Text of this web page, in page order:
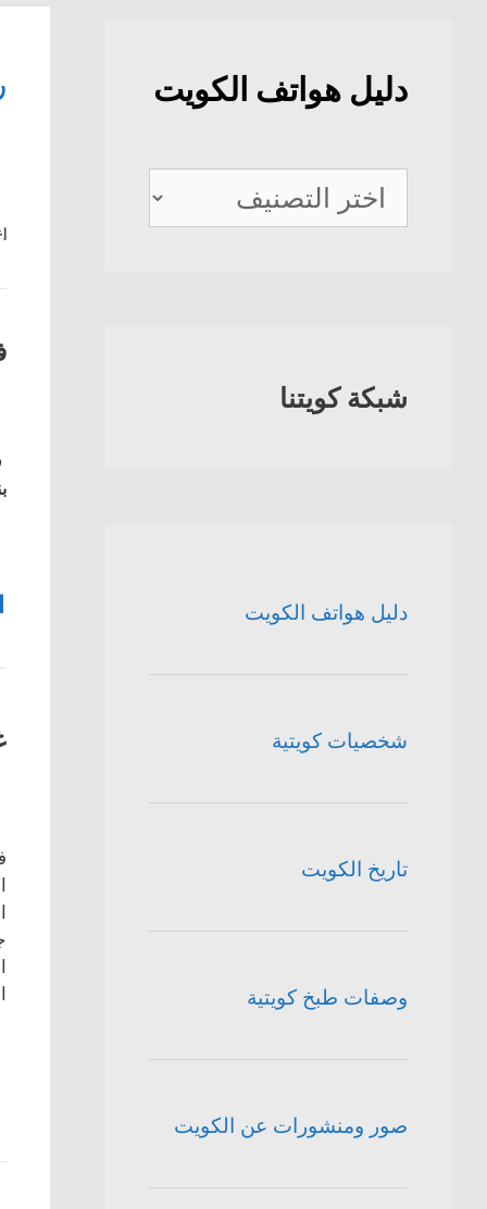
دليل هواتف الكويت
دليل
هواتف
شبكة كويتنا
دليل هواتف الكويت
شخصيات كويتية
تاريخ الكويت
وصفات طبخ كويتية
صور ومنشورات عن الكويت